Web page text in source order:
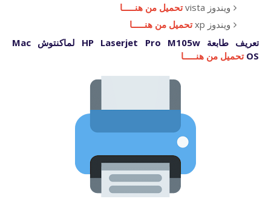
ويندوز vista
تحميل من هنـــــا
ويندوز xp
تحميل من هنـــــا
تعريف طابعة HP Laserjet Pro M105w لماكنتوش Mac
OS تحميل من هنـــــا